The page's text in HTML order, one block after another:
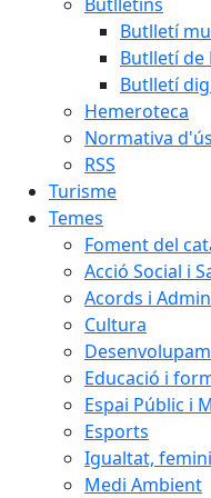
Butlletí
Butlletí de
Butlletí
Hemeroteca
Normativa
RSS
Turisme
Temes
Foment del
Acció Social i
Acords i
Cultura
Educació i
Espai Públic i
Esports
Igualtat,
Medi Ambient